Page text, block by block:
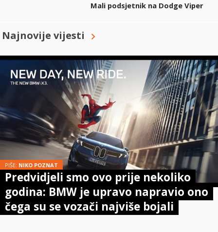
Mali podsjetnik na Dodge Viper
Najnovije vijesti
PIŠE: NIKO POZNAT
Predvidjeli smo ovo prije nekoliko
godina: BMW je upravo napravio ono
čega su se vozači najviše bojali